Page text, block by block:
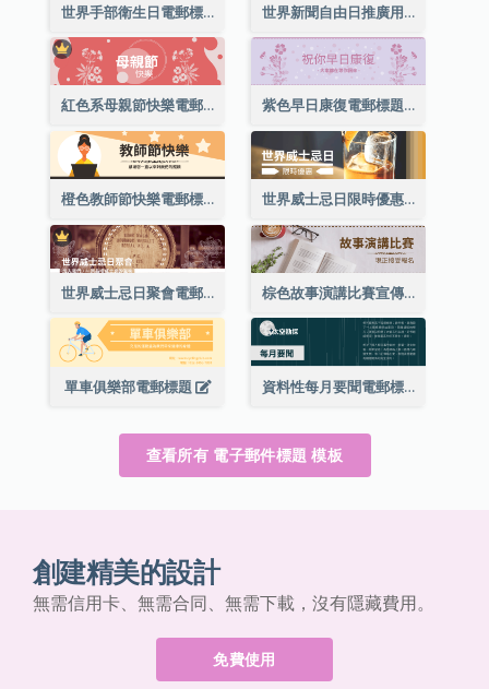
世界手部衛生日電郵標題 世界新聞自由日推廣用電郵標題
紅色系母親節快樂電郵標題 紫色早日康復電郵標題
橙色教師節快樂電郵標題(附插圖) 世界威士忌日限時優惠電郵標題
世界威士忌日聚會電郵標題 棕色故事演講比賽宣傳用電郵標題
單車俱樂部電郵標題 資料性每月要聞電郵標題
查看所有 電子郵件標題 模板
創建精美的設計
無需信用卡、無需合同、無需下載，沒有隱藏費用。
免費使用